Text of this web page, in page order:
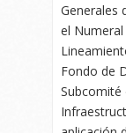
Generales
el
Fondo de
Subcomité